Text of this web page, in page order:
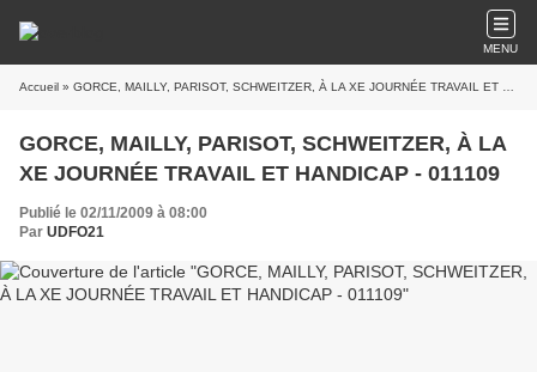
MENU
Accueil » GORCE, MAILLY, PARISOT, SCHWEITZER, À LA XE JOURNÉE TRAVAIL ET HANDICAP - 011109
GORCE, MAILLY, PARISOT, SCHWEITZER, À LA
XE JOURNÉE TRAVAIL ET HANDICAP - 011109
Publié le 02/11/2009 à 08:00
Par UDFO21